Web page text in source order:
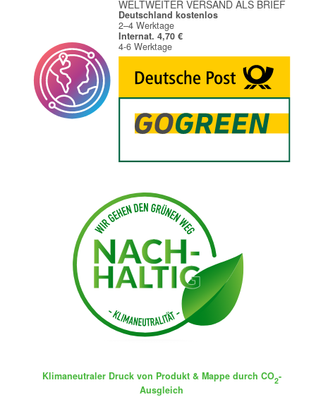
WELTWEITER VERSAND ALS BRIEF
Deutschland kostenlos
2–4 Werktage
Internat. 4,70 €
4-6 Werktage
Klimaneutraler Druck von Produkt & Mappe durch CO2-
Ausgleich